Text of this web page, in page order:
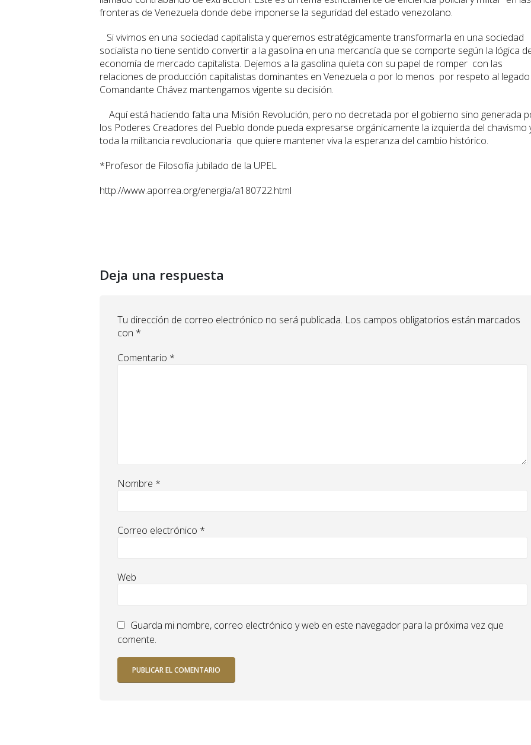
fronteras de Venezuela donde debe imponerse la seguridad del estado venezolano.
Si vivimos en una sociedad capitalista y queremos estratégicamente transformarla en una sociedad
socialista no tiene sentido convertir a la gasolina en una mercancía que se comporte según la lógica
economía de mercado capitalista. Dejemos a la gasolina quieta con su papel de romper con las
relaciones de producción capitalistas dominantes en Venezuela o por lo menos por respeto al
Comandante Chávez mantengamos vigente su decisión.
Aquí está haciendo falta una Misión Revolución, pero no decretada por el gobierno sino generada
los Poderes Creadores del Pueblo donde pueda expresarse orgánicamente la izquierda del chavismo
toda la militancia revolucionaria que quiere mantener viva la esperanza del cambio histórico.
*Profesor de Filosofía jubilado de la UPEL
http://www.aporrea.org/energia/a180722.html
Deja una respuesta
Tu dirección de correo electrónico no será publicada. Los campos obligatorios están marcados
con *
Comentario *
Nombre *
Correo electrónico *
Web
Guarda mi nombre, correo electrónico y web en este navegador para la próxima vez que
comente.